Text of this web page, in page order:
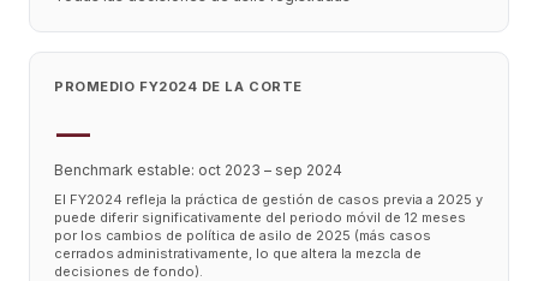
PROMEDIO FY2024 DE LA CORTE
—
Benchmark estable: oct 2023 – sep 2024
El FY2024 refleja la práctica de gestión de casos previa a 2025 y
puede diferir significativamente del periodo móvil de 12 meses
por los cambios de política de asilo de 2025 (más casos
cerrados administrativamente, lo que altera la mezcla de
decisiones de fondo).